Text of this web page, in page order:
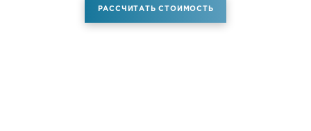
РАССЧИТАТЬ СТОИМОСТЬ